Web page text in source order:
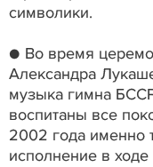
символики.
● Во время
Александра
музыка гимна
воспитаны все
2002 года именно
исполнение в